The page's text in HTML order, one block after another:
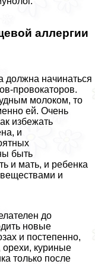
аллергии
должна начинаться
провокаторов.
молоком, то
ей. Очень
избежать
и
быть
и мать, и ребенка
и
до
новые
и постепенно,
орехи, куриные
только после